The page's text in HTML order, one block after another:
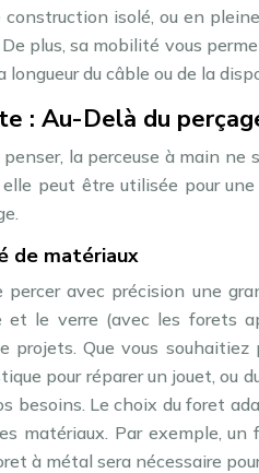
isolé, ou en
plus, sa mobilité vous
longueur du câble ou de la
: Au-Delà du
la perceuse à main ne
elle peut être utilisée pour
de matériaux
avec précision une
le verre (avec les forets
projets. Que vous souhaitiez
pour réparer un jouet, ou
besoins. Le choix du foret
matériaux. Par exemple,
à métal sera nécessaire